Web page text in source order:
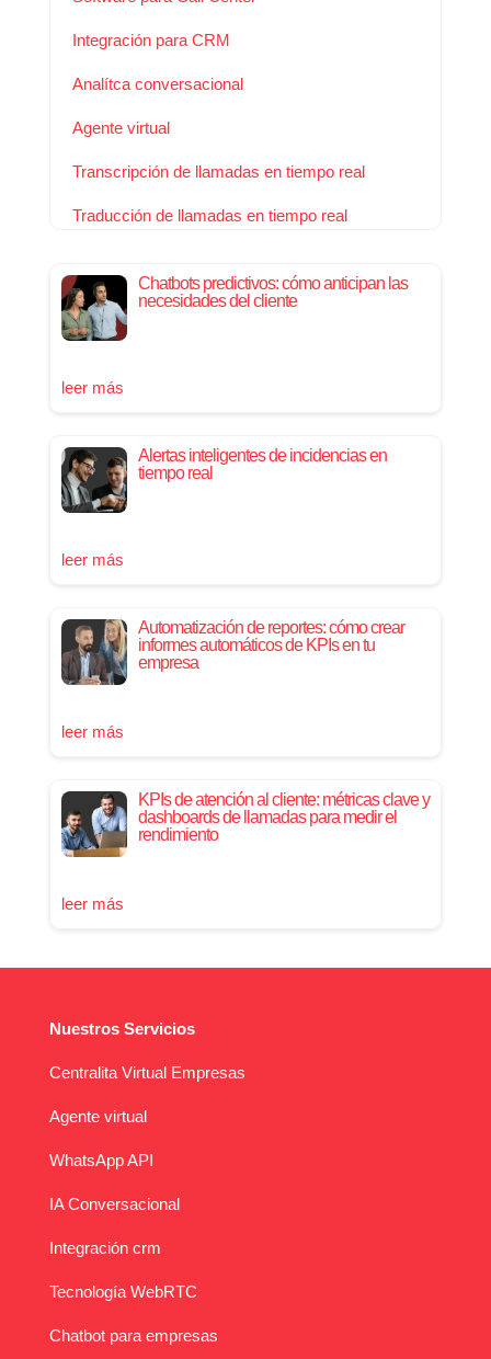
Integración para CRM
Analítca conversacional
Agente virtual
Transcripción de llamadas en tiempo real
Traducción de llamadas en tiempo real
Chatbots predictivos: cómo anticipan las
necesidades del cliente
leer más
Alertas inteligentes de incidencias en
tiempo real
leer más
Automatización de reportes: cómo crear
informes automáticos de KPIs en tu
empresa
leer más
KPIs de atención al cliente: métricas clave y
dashboards de llamadas para medir el
rendimiento
leer más
Nuestros Servicios
Centralita Virtual Empresas
Agente virtual
WhatsApp API
IA Conversacional
Integración crm
Tecnología WebRTC
Chatbot para empresas